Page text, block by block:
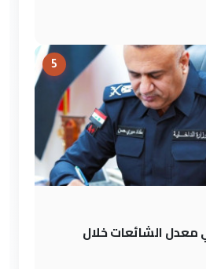
5
معدل الشائعات خلال